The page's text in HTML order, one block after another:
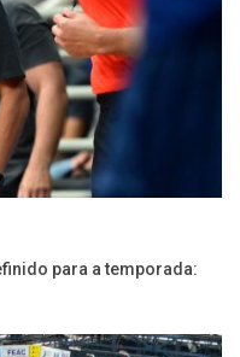
para a temporada: